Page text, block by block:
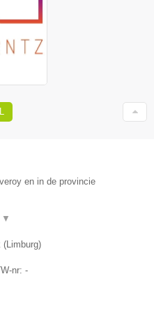
en in de provincie
▼
(Limburg)
nr: -